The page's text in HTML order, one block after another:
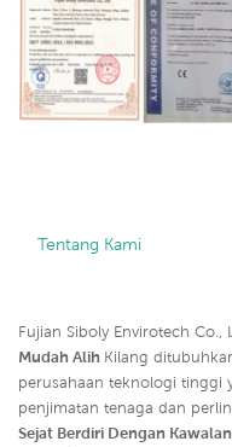
Fujian Siboly Envirotech Co.,
Mudah Alih Kilang
perusahaan teknologi tinggi
penjimatan tenaga dan
Sejat Berdiri Dengan